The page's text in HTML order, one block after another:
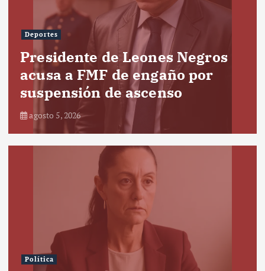
Deportes
Presidente de Leones Negros
acusa a FMF de engaño por
suspensión de ascenso
agosto 5, 2026
Política